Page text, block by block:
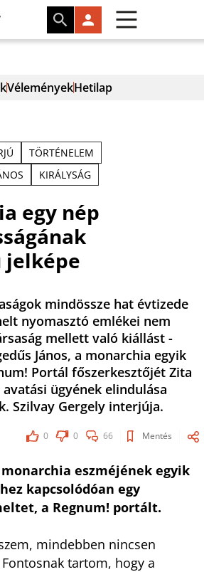
VéleményekHetilap
TÖRTÉNELEM
KIRÁLYSÁG
egy nép
jelképe
mindössze hat évtizede
nyomasztó emlékei nem
mellett való kiállást -
János, a monarchia egyik
Portál főszerkesztőjét Zita
ügyének elindulása
Szilvay Gergely interjúja.
0 0 66 Mentés
eszméjének egyik
kapcsolódóan egy
a Regnum! portált.
mindebben nincsen
tartom, hogy a